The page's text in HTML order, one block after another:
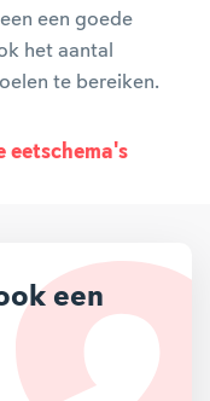
een goede
het aantal
te bereiken.
eetschema's
een